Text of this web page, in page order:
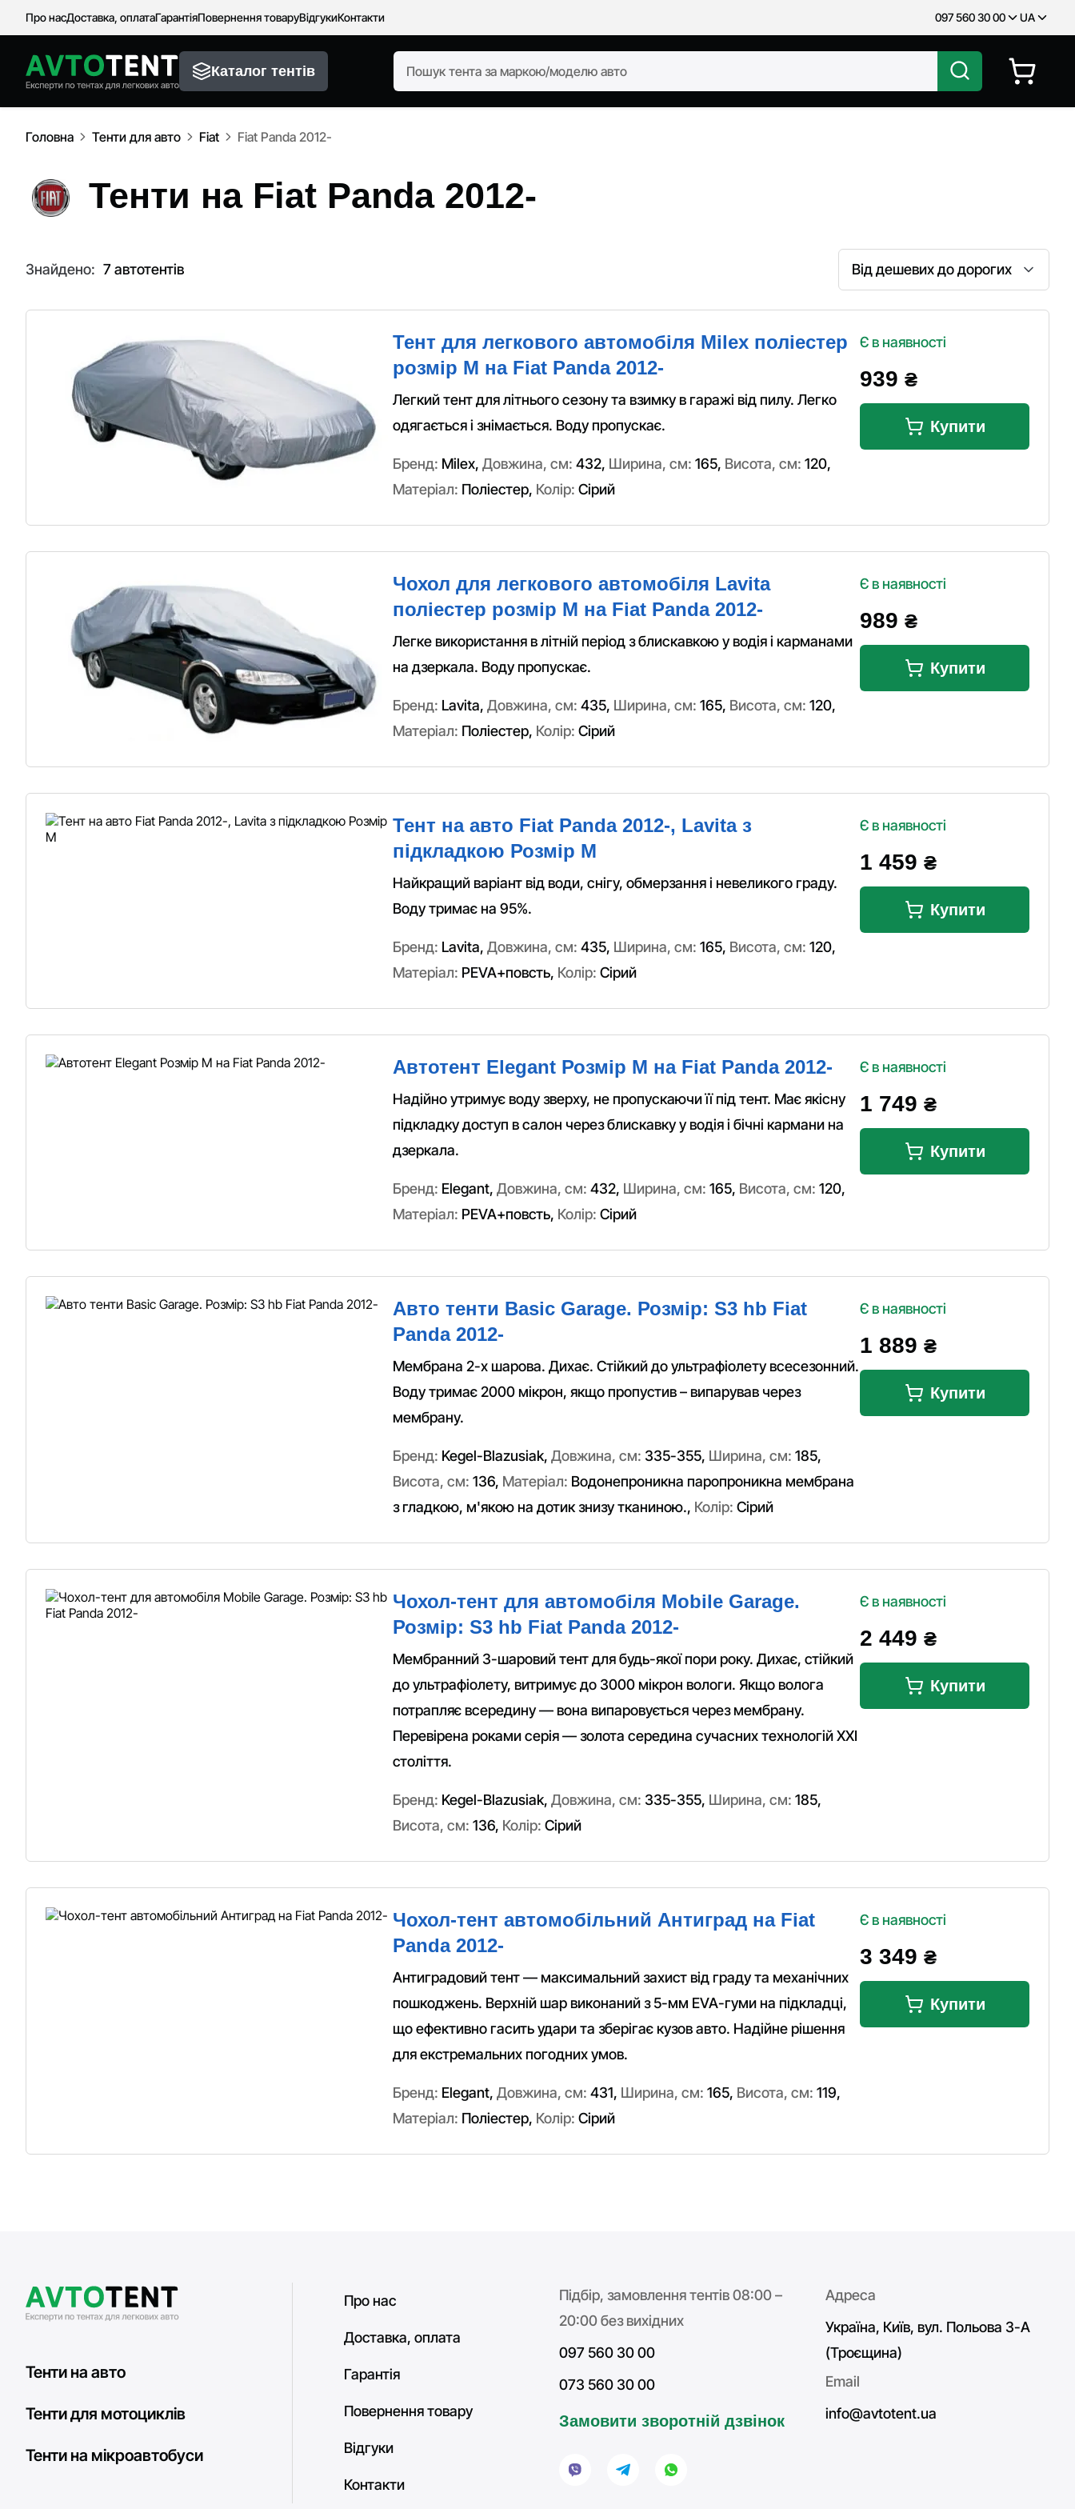
Про насДоставка, оплатаГарантіяПовернення товаруВідгукиКонтакти 097 560 30 00 UA
Каталог тентів
Головна Тенти для авто Fiat Fiat Panda 2012-
Тенти на Fiat Panda 2012-
Знайдено: 7 автотентів
Сортування
Тент для легкового автомобіля Milex поліестер
розмір M на Fiat Panda 2012-
Легкий тент для літнього сезону та взимку в гаражі від пилу. Легко
одягається і знімається. Воду пропускає.
Бренд: Milex, Довжина, см: 432, Ширина, см: 165, Висота, см: 120,
Матеріал: Поліестер, Колір: Сірий
Є в наявності
939 ₴
Купити
Чохол для легкового автомобіля Lavita
поліестер розмір M на Fiat Panda 2012-
Легке використання в літній період з блискавкою у водія і карманами
на дзеркала. Воду пропускає.
Бренд: Lavita, Довжина, см: 435, Ширина, см: 165, Висота, см: 120,
Матеріал: Поліестер, Колір: Сірий
Є в наявності
989 ₴
Купити
Тент на авто Fiat Panda 2012-, Lavita з
підкладкою Розмір M
Найкращий варіант від води, снігу, обмерзання і невеликого граду.
Воду тримає на 95%.
Бренд: Lavita, Довжина, см: 435, Ширина, см: 165, Висота, см: 120,
Матеріал: PEVA+повсть, Колір: Сірий
Є в наявності
1 459 ₴
Купити
Автотент Elegant Розмір M на Fiat Panda 2012-
Надійно утримує воду зверху, не пропускаючи її під тент. Має якісну
підкладку доступ в салон через блискавку у водія і бічні кармани на
дзеркала.
Бренд: Elegant, Довжина, см: 432, Ширина, см: 165, Висота, см: 120,
Матеріал: PEVA+повсть, Колір: Сірий
Є в наявності
1 749 ₴
Купити
Авто тенти Basic Garage. Розмір: S3 hb Fiat
Panda 2012-
Мембрана 2-х шарова. Дихає. Стійкий до ультрафіолету всесезонний.
Воду тримає 2000 мікрон, якщо пропустив – випарував через
мембрану.
Бренд: Kegel-Blazusiak, Довжина, см: 335-355, Ширина, см: 185,
Висота, см: 136, Матеріал: Водонепроникна паропроникна мембрана
з гладкою, м'якою на дотик знизу тканиною., Колір: Сірий
Є в наявності
1 889 ₴
Купити
Чохол-тент для автомобіля Mobile Garage.
Розмір: S3 hb Fiat Panda 2012-
Мембранний 3-шаровий тент для будь-якої пори року. Дихає, стійкий
до ультрафіолету, витримує до 3000 мікрон вологи. Якщо волога
потрапляє всередину — вона випаровується через мембрану.
Перевірена роками серія — золота середина сучасних технологій XXI
століття.
Бренд: Kegel-Blazusiak, Довжина, см: 335-355, Ширина, см: 185,
Висота, см: 136, Колір: Сірий
Є в наявності
2 449 ₴
Купити
Чохол-тент автомобільний Антиград на Fiat
Panda 2012-
Антиградовий тент — максимальний захист від граду та механічних
пошкоджень. Верхній шар виконаний з 5-мм EVA-гуми на підкладці,
що ефективно гасить удари та зберігає кузов авто. Надійне рішення
для екстремальних погодних умов.
Бренд: Elegant, Довжина, см: 431, Ширина, см: 165, Висота, см: 119,
Матеріал: Поліестер, Колір: Сірий
Є в наявності
3 349 ₴
Купити
Тенти на авто
Тенти для мотоциклів
Тенти на мікроавтобуси
Про нас
Доставка, оплата
Гарантія
Повернення товару
Відгуки
Контакти
Підбір, замовлення тентів 08:00 –
20:00 без вихідних
097 560 30 00
073 560 30 00
Замовити зворотній дзвінок
Адреса
Україна, Київ, вул. Польова 3-А
(Троєщина)
Email
info@avtotent.ua